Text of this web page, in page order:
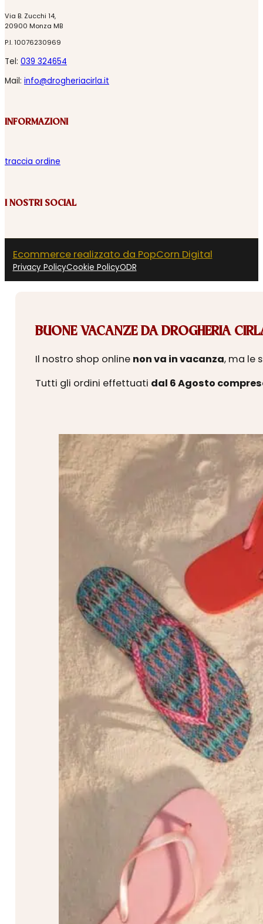
Via B. Zucchi 14,
20900 Monza MB
P.I. 10076230969
Tel: 039 324654
Mail: info@drogheriacirla.it
INFORMAZIONI
traccia ordine
I NOSTRI SOCIAL
Ecommerce realizzato da PopCorn Digital
Privacy PolicyCookie PolicyODR
BUONE VACANZE DA DROGHERIA
Il nostro shop online non va in vacanza, ma le
Tutti gli ordini effettuati dal 6 Agosto